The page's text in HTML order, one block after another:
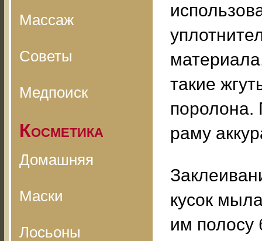
Массаж
Советы
Медпоиск
Косметика
Домашняя
Маски
Лосьоны
такие
поролона.
раму
кусок
им полосу